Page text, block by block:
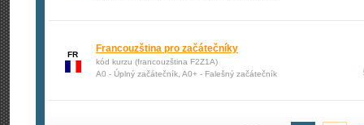
FR
Francouzština pro začátečníky
kód kurzu (francouzština F2Z1A)
A0 - Úplný začátečník, A0+ - Falešný začátečník